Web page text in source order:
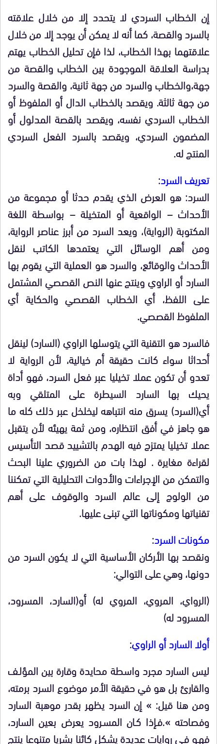
إن الخطاب السردي لا يتحدد إلا من خلال علاقته
بالسرد والقصة، كما أنه لا يمكن أن يوجد إلا من خلال
علاقتهما بهذا الخطاب، لذا فإن تحليل الخطاب يهتم
بدراسة العلاقة الموجودة بين الخطاب والقصة من
جهة،والخطاب والسرد من جهة ثانية، والقصة والسرد
من جهة ثالثة. ويقصد بالخطاب الدال أو الملفوظ أو
الخطاب السردي نفسه، ويقصد بالقصة المدلول أو
المضمون السردي، ويقصد بالسرد الفعل السردي
المنتج له.
تعريف السرد:
السرد: هو العرض الذي يقدم حدثا أو مجموعة من
الأحداث – الواقعية أو المتخيلة – بواسطة اللغة
المكتوبة (الرواية)، ويعد السرد من أبرز عناصر الرواية،
ومن أهم الوسائل التي يعتمدها الكاتب لنقل
الأحداث والوقائع، والسرد هو العملية التي يقوم بها
السارد أو الراوي وينتج عنها النص القصصي المشتمل
على اللفظ، أي الخطاب القصصي والحكاية أي
الملفوظ القصصي.
فالسرد هو التقنية التي يتوسلها الراوي (السارد) لينقل
أحداثا سواء كانت حقيقة أم خيالية، لأن الرواية لا
تعدو أن تكون عملا تخيليا عبر فعل السرد، فهو أداة
يحيك بها السارد السيطرة على المتلقي وبه
أي(السرد) يسرق منه انتباهه ليخلخل عبر ذلك كله ما
هو جاهز في أفق انتظاره، ومن ثمة يهيئه لأن يتقبل
عملا تخيليا يمتزج فيه الهدم بالتشييد قصد التأسيس
لقراءة مغايرة . لهذا بات من الضروري علينا البحث
والتمكن من الإجراءات والأدوات التحليلية التي تمكننا
من الولوج إلى عالم السرد والوقوف على أهم
تقنياتها ومكوناتها التي تبنى عليها.
مكونات السرد:
ونقصد بها الأركان الأساسية التي لا يكون السرد من
دونها، وهي على التوالي:
(الرواي، المروي، المروي له) أو(السارد، المسرود،
المسرود له)
أولا السارد أو الراوي:
ليس السارد مجرد واسطة محايدة وقارة بين المؤلـف
والقارئ بل هو في حقيقة الأمر موضوع السرد برمته،
ومن هنا قيل: » إن السرد يظهر بقدر موهبة السارد
وفصاحته ».فـإذا كـان المسـرود يعرض بعين السارد،
فهـو فـي روايات عديدة يشكل كائنا بشريا متنوعا ينتج